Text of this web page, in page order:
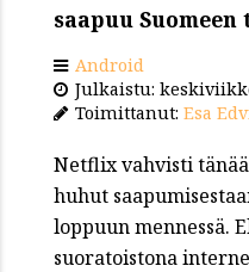
saapuu
Android
Julkaistu:
Toimittanut: Esa
Netflix vahvisti
huhut
loppuun mennessä.
suoratoistona